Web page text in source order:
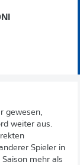
gewesen,
weiter aus.
Spieler in
mehr als